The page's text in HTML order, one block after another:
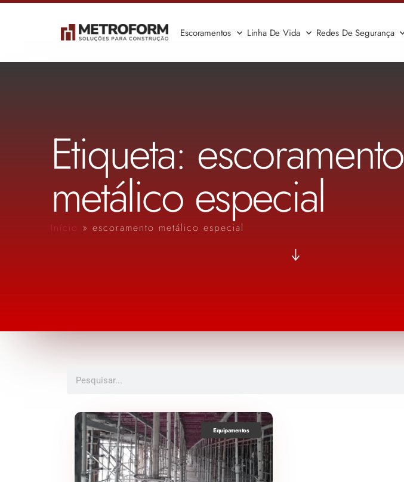
Escoramentos Linha De Vida Redes De Segurança
Etiqueta: escoramento
metálico especial
Início » escoramento metálico especial
Equipamentos